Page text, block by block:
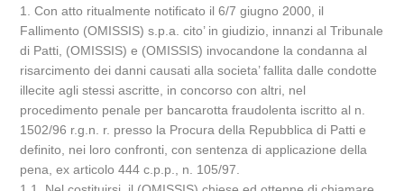
1. Con atto ritualmente notificato il 6/7 giugno 2000, il
Fallimento (OMISSIS) s.p.a. cito’ in giudizio, innanzi al Tribunale
di Patti, (OMISSIS) e (OMISSIS) invocandone la condanna al
risarcimento dei danni causati alla societa’ fallita dalle condotte
illecite agli stessi ascritte, in concorso con altri, nel
procedimento penale per bancarotta fraudolenta iscritto al n.
1502/96 r.g.n. r. presso la Procura della Repubblica di Patti e
definito, nei loro confronti, con sentenza di applicazione della
pena, ex articolo 444 c.p.p., n. 105/97.